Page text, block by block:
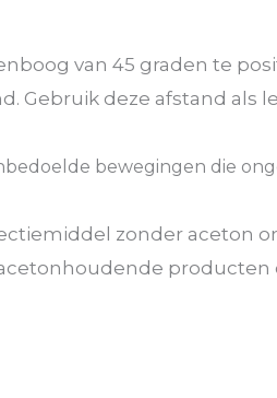
van 45 graden te
Gebruik deze afstand als
bewegingen die
zonder aceton